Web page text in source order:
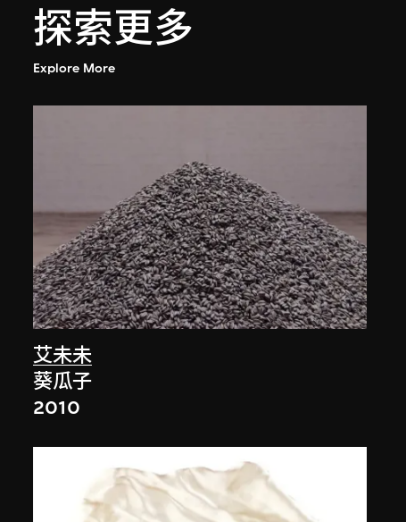
探索更多
Explore More
艾未未
葵瓜子
2010